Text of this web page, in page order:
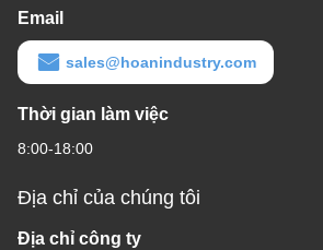
Email
sales@hoanindustry.com
Thời gian làm việc
8:00-18:00
Địa chỉ của chúng tôi
Địa chỉ công ty